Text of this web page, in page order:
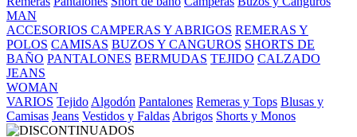
MAN
ACCESORIOS CAMPERAS Y ABRIGOS REMERAS Y
POLOS CAMISAS BUZOS Y CANGUROS SHORTS DE
BAÑO PANTALONES BERMUDAS TEJIDO CALZADO
JEANS
WOMAN
VARIOS Tejido Algodón Pantalones Remeras y Tops Blusas y
Camisas Jeans Vestidos y Faldas Abrigos Shorts y Monos